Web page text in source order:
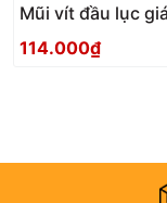
Mũi vít đầu lục
ACHX-3015 Anex
114.000₫